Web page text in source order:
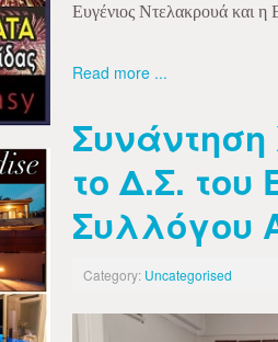
Ευγένιος Ντελακρουά και η
Read more ...
το Δ.Σ. του
Συλλόγου
Category: Uncategorised